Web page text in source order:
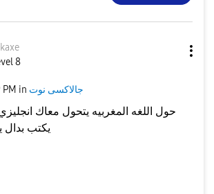
8
in جالاكسى نوت
حول اللغه المغربيه يتحول معاك
يكتب بدال